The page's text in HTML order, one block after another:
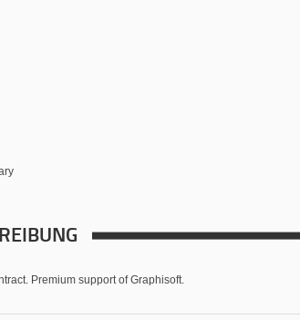
Premium support of Graphisoft.